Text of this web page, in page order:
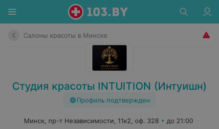
Салоны красоты в Минске
Студия красоты INTUITION (Интуишн)
Профиль подтвержден
Минск, пр-т Независимости, 11к2, оф. 328
до 21:00